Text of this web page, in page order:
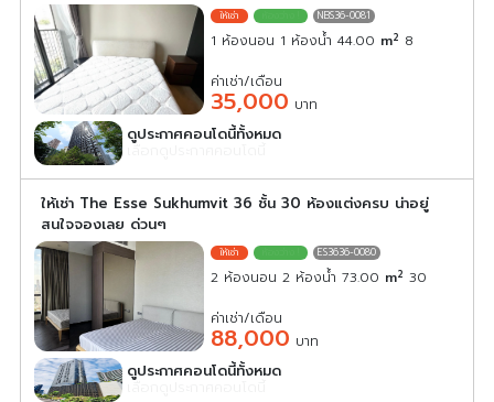
NBS36-0081
1 ห้องนอน 1 ห้องน้ำ 44.00 m2 8
ค่าเช่า/เดือน
35,000 บาท
ดูประกาศคอนโดนี้ทั้งหมด
ให้เช่า The Esse Sukhumvit 36 ชั้น 30 ห้องแต่งครบ น่าอยู่
สนใจจองเลย ด่วนๆ
ES3636-0080
2 ห้องนอน 2 ห้องน้ำ 73.00 m2 30
ค่าเช่า/เดือน
88,000 บาท
ดูประกาศคอนโดนี้ทั้งหมด